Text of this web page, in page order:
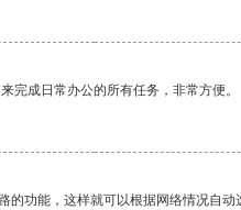
完成日常办公的所有任务，非常方便。
功能，这样就可以根据网络情况自动